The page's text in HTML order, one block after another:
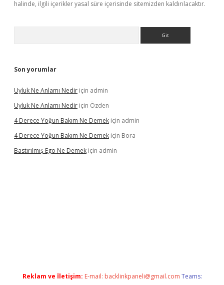
halinde, ilgili içerikler yasal süre içerisinde sitemizden kaldırılacaktır.
Son yorumlar
Uyluk Ne Anlamı Nedir için admin
Uyluk Ne Anlamı Nedir için Özden
4 Derece Yoğun Bakım Ne Demek için admin
4 Derece Yoğun Bakım Ne Demek için Bora
Bastırılmış Ego Ne Demek için admin
Reklam ve İletişim: E-mail: backlinkpaneli@gmail.com Teams: